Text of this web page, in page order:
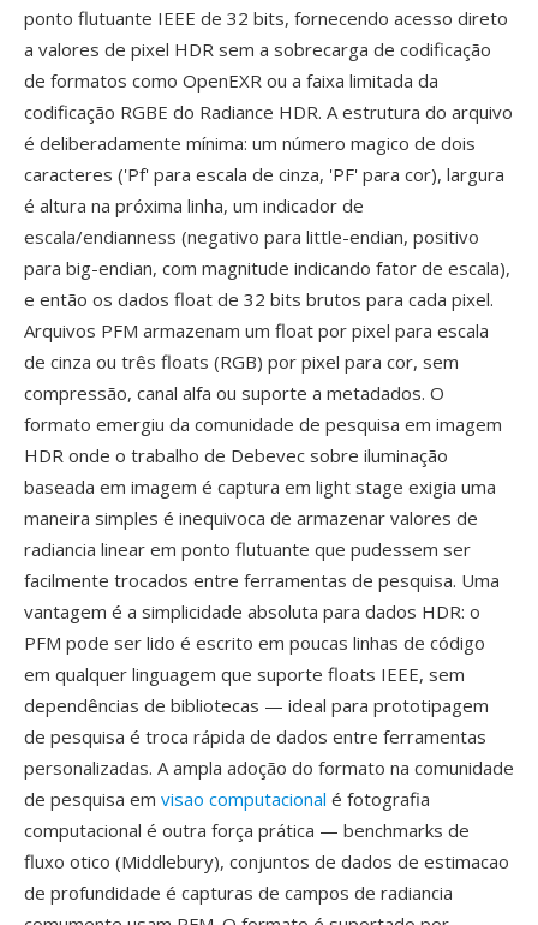
ponto flutuante IEEE de 32 bits, fornecendo acesso direto
a valores de pixel HDR sem a sobrecarga de codificação
de formatos como OpenEXR ou a faixa limitada da
codificação RGBE do Radiance HDR. A estrutura do arquivo
é deliberadamente mínima: um número magico de dois
caracteres ('Pf' para escala de cinza, 'PF' para cor), largura
é altura na próxima linha, um indicador de
escala/endianness (negativo para little-endian, positivo
para big-endian, com magnitude indicando fator de escala),
e então os dados float de 32 bits brutos para cada pixel.
Arquivos PFM armazenam um float por pixel para escala
de cinza ou três floats (RGB) por pixel para cor, sem
compressão, canal alfa ou suporte a metadados. O
formato emergiu da comunidade de pesquisa em imagem
HDR onde o trabalho de Debevec sobre iluminação
baseada em imagem é captura em light stage exigia uma
maneira simples é inequivoca de armazenar valores de
radiancia linear em ponto flutuante que pudessem ser
facilmente trocados entre ferramentas de pesquisa. Uma
vantagem é a simplicidade absoluta para dados HDR: o
PFM pode ser lido é escrito em poucas linhas de código
em qualquer linguagem que suporte floats IEEE, sem
dependências de bibliotecas — ideal para prototipagem
de pesquisa é troca rápida de dados entre ferramentas
personalizadas. A ampla adoção do formato na comunidade
de pesquisa em visao computacional é fotografia
computacional é outra força prática — benchmarks de
fluxo otico (Middlebury), conjuntos de dados de estimacao
de profundidade é capturas de campos de radiancia